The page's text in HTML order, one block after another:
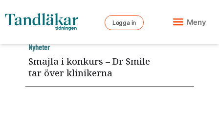
Logga in Meny
Smajla i konkurs – Dr Smile
tar över klinikerna
Nyheter